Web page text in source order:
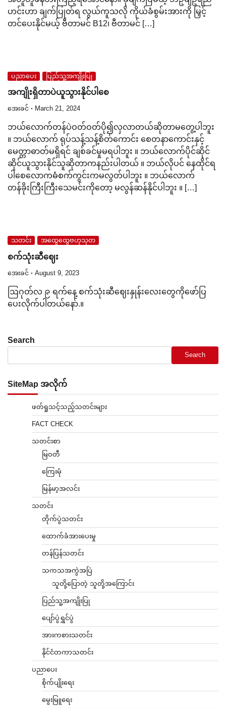
ဟင်းဟာ ချက်ပြုတ်ရ လွယ်ကူသလို ကိုယ်ခံစွမ်းအားကို မြှင့်
တင်ပေးနိုင်မယ့် ဗီတာမင် B12၊ ဗီတာမင် […]
ပညာပေး ပြည်သူ့အကျိုးပြု
အကျိုးရှိတာပဲယူသွားနိုင်ပါစေ
အေးခင် March 21, 2024
ဘယ်လောက်တန်ပဲဝတ်ဝတ်ပို၍လှလာတယ်ဆိုတာမတွေ့ပါဘူး
။ ဘယ်လောက် ရုပ်သန့်သန့်စိတ်ကောင်း စေတနာကောင်းနှင့်
မေတ္တာဓာတ်မရှိရင် ချစ်ခင်မှုမရပါဘူး ။ ဘယ်လောက်ပိုင်ဆိုင်
ဆိုင်ယူသွားနိုင်သူဆိုတာကနည်းပါတယ် ။ ဘယ်လိုပင် နေထိုင်ရ
ပါစေလောကဓံစက်ကွင်းကမလွတ်ပါဘူး ။ ဘယ်လောက်
တန်ခိုးကြီးကြီးသေမင်းကိုတော့ မလွန်ဆန်နိုင်ပါဘူး ။ […]
သတင်း အထွေထွေဗဟုသုတ
စက်သုံးဆီဈေး
အေးခင် August 9, 2023
ဩဂုတ်လ ၉ ရက်နေ့ စက်သုံးဆီဈေးနှုန်းလေးတွေကိုဖော်ပြ
ပေးလိုက်ပါတယ်နော်.။
Search
Search
SiteMap အလိုက်
ဖတ်ရှုသင့်သည့်သတင်းများ
FACT CHECK
သတင်းစာ
မြဝတီ
ကြေးမုံ
မြန်မာ့အလင်း
သတင်း
တိုက်ပွဲသတင်း
ထောက်ခံအားပေးမှု
တန်ပြန်သတင်း
သကသအကွဲအပြဲ
သူတို့ပြောတဲ့ သူတို့အကြောင်း
ပြည်သူ့အကျိုးပြု
ပျော်ပွဲရွှင်ပွဲ
အားကစားသတင်း
နိုင်ငံတကာသတင်း
ပညာပေး
စိုက်ပျိုးရေး
မွေးမြူရေး